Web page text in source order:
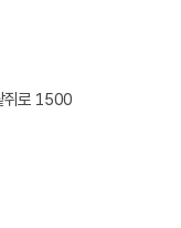
쥐로 1500